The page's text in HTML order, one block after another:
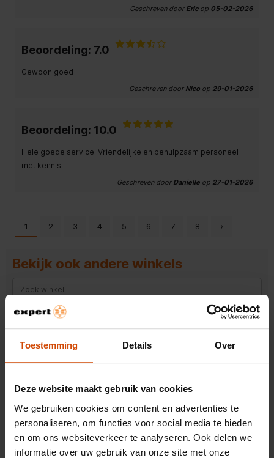
Toestemming Details Over
Deze website maakt gebruik van cookies
We gebruiken cookies om content en advertenties te
personaliseren, om functies voor social media te bieden
en om ons websiteverkeer te analyseren. Ook delen we
informatie over uw gebruik van onze site met onze
Geschreven door Ericop 05-02-2026
Beoordeling: 7.0
Gewoon goed
Geschreven door Nico op 29-01-2026
Beoordeling: 10.0
Hele goede service. Vriendelijke en behulpzaam personeel
met kennis
Geschreven door Danielle op 27-01-2026
1 2 3 4 5 6 7 8 ›
Bekijk ook andere winkels
Expert Dordrecht
Expert Hillegom
Expert Dieren (gld)
Expert Surhuisterveen
Expert Wieringerwerf
Expert Roosendaal